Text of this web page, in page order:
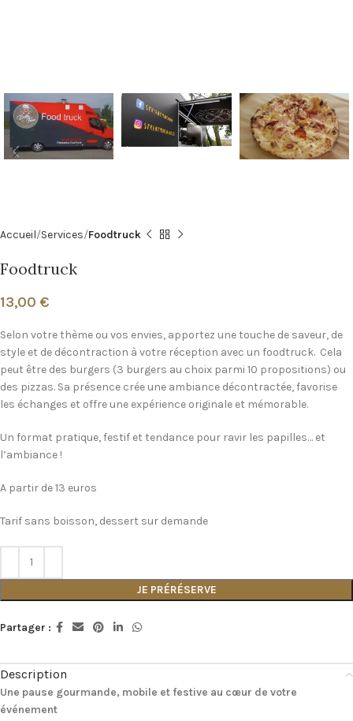
Accueil Services Foodtruck
Foodtruck
13,00 €
Selon votre thème ou vos envies, apportez une touche de saveur, de
style et de décontraction à votre réception avec un foodtruck. Cela
peut être des burgers (3 burgers au choix parmi 10 propositions) ou
des pizzas. Sa présence crée une ambiance décontractée, favorise
les échanges et offre une expérience originale et mémorable.
Un format pratique, festif et tendance pour ravir les papilles… et
l’ambiance !
A partir de 13 euros
Tarif sans boisson, dessert sur demande
JE PRÉRÉSERVE
Partager :
Description
Une pause gourmande, mobile et festive au cœur de votre
événement